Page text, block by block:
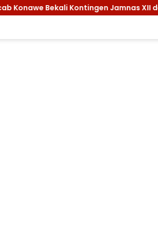
Kontingen Jamnas XII dengan Atribut